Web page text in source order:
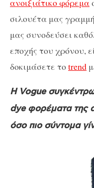
σιλουέτα μας
μας συνοδεύσει
εποχής του χρόνου,
δοκιμάσετε τοtrend
H Vogue
dye φορέματα της
όσο πιο σύντομα